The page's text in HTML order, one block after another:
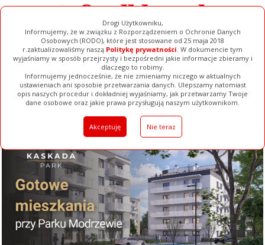
Drogi Użytkowniku,
Informujemy, że w związku z Rozporządzeniem o Ochronie Danych
Osobowych (RODO), które jest stosowane od 25 maja 2018
r.zaktualizowaliśmy naszą Politykę prywatności. W dokumencie tym
wyjaśniamy w sposób przejrzysty i bezpośredni jakie informacje zbieramy i
dlaczego to robimy.
Informujemy jednocześnie, że nie zmieniamy niczego w aktualnych
ustawieniach ani sposobie przetwarzania danych. Ulepszamy natomiast
opis naszych procedur i dokładniej wyjaśniamy, jak przetwarzamy Twoje
dane osobowe oraz jakie prawa przysługują naszym użytkownikom.
Akceptuję Nie teraz
Ogłoszenia Filmy Galerie Baza Firm Pełna Wersja